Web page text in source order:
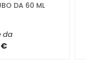
DA 60 ML
da